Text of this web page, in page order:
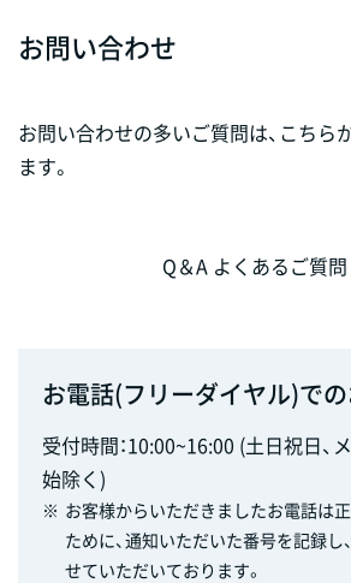
お問い合わせ
お問い合わせの多いご質問は、こちら
ます。
Q＆A よくあるご質問
お電話(フリーダイヤル)で
受付時間：10:00~16:00 (土日祝日、
始除く)
※ お客様からいただきましたお電話は
ために、通知いただいた番号を記録し
せていただいております。